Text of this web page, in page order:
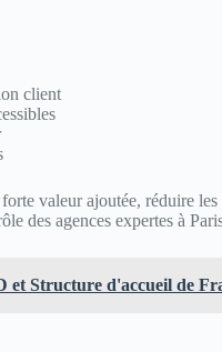
client
valeur ajoutée, réduire
des agences expertes à
et Structure d'accueil de